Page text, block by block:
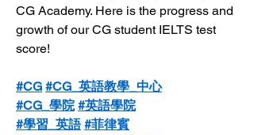
CG Academy. Here is the progress and
growth of our CG student IELTS test
score!
#CG #CG_英語教學_中心
#CG_學院 #英語學院
#學習_英語 #菲律賓